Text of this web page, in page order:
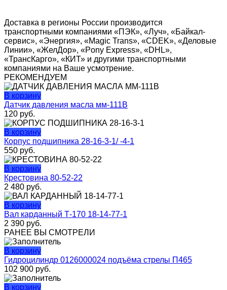
Доставка в регионы России производится
транспортными компаниями «ПЭК», «Луч», «Байкал-
сервис», «Энергия», «Magic Trans», «CDEK», «Деловые
Линии», «ЖелДор», «Pony Express», «DHL»,
«ТрансКарго», «КИТ» и другими транспортными
компаниями на Ваше усмотрение.
РЕКОМЕНДУЕМ
В корзину
Датчик давления масла мм-111В
120 руб.
В корзину
Корпус подшипника 28-16-3-1/ -4-1
550 руб.
В корзину
Крестовина 80-52-22
2 480 руб.
В корзину
Вал карданный Т-170 18-14-77-1
2 390 руб.
РАНЕЕ ВЫ СМОТРЕЛИ
В корзину
Гидроцилиндр 0126000024 подъёма стрелы П465
102 900 руб.
В корзину